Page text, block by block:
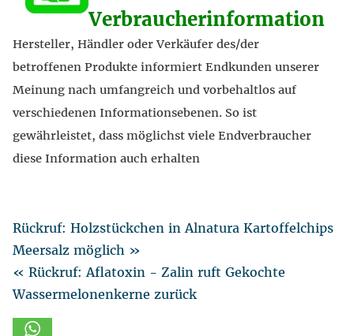
Verbraucherinformation
Hersteller, Händler oder Verkäufer des/der
betroffenen Produkte informiert Endkunden unserer
Meinung nach umfangreich und vorbehaltlos auf
verschiedenen Informationsebenen. So ist
gewährleistet, dass möglichst viele Endverbraucher
diese Information auch erhalten
Rückruf: Holzstückchen in Alnatura Kartoffelchips
Meersalz möglich »
« Rückruf: Aflatoxin - Zalin ruft Gekochte
Wassermelonenkerne zurück